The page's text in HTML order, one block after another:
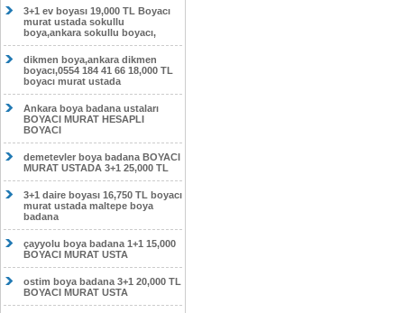
3+1 ev boyası 19,000 TL Boyacı
murat ustada sokullu
boya,ankara sokullu boyacı,
dikmen boya,ankara dikmen
boyacı,0554 184 41 66 18,000 TL
boyacı murat ustada
Ankara boya badana ustaları
BOYACI MURAT HESAPLI
BOYACI
demetevler boya badana BOYACI
MURAT USTADA 3+1 25,000 TL
3+1 daire boyası 16,750 TL boyacı
murat ustada maltepe boya
badana
çayyolu boya badana 1+1 15,000
BOYACI MURAT USTA
ostim boya badana 3+1 20,000 TL
BOYACI MURAT USTA